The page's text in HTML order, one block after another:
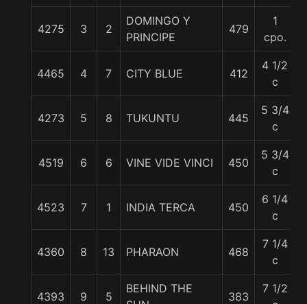
4275 3 2
DOMINGO Y
PRINCIPE
479
1
cpo.
4465 4 7 CITY BLUE 412
4 1/2
c
4273 5 8 TUKUNTU 445
5 3/4
c
4519 6 6 VINE VIDE VINCI 450
5 3/4
c
4523 7 1 INDIA TERCA 450
6 1/4
c
4360 8 13 PHARAON 468
7 1/4
c
4393 9 5
BEHIND THE
383
7 1/2